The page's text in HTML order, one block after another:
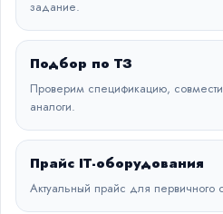
задание.
Подбор по ТЗ
Проверим спецификацию,
аналоги.
Прайс IT-оборудования
Актуальный прайс для первичного